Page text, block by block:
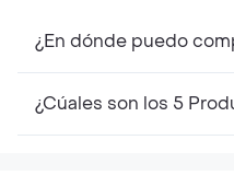
¿En dónde puedo
¿Cúales son los 5